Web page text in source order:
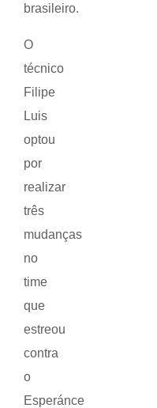
brasileiro.
O
técnico
Filipe
Luis
optou
por
realizar
três
mudanças
no
time
que
estreou
contra
o
Esperánce